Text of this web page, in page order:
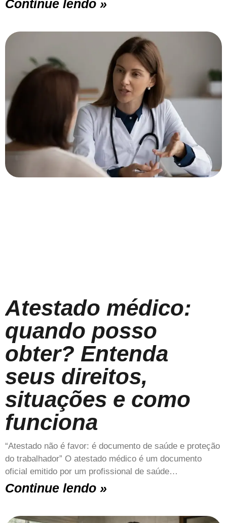
Continue lendo »
Atestado médico:
quando posso
obter? Entenda
seus direitos,
situações e como
funciona
“Atestado não é favor: é documento de saúde e proteção
do trabalhador” O atestado médico é um documento
oficial emitido por um profissional de saúde…
Continue lendo »